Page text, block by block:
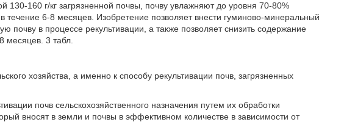
130-160 г/кг загрязненной почвы, почву увлажняют до уровня 70-80%
течение 6-8 месяцев. Изобретение позволяет внести гуминово-минеральный
почву в процессе рекультивации, а также позволяет снизить содержание
месяцев. 3 табл.
хозяйства, а именно к способу рекультивации почв, загрязненных
почв сельскохозяйственного назначения путем их обработки
вносят в земли и почвы в эффективном количестве в зависимости от